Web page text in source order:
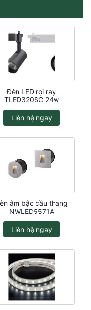
Đèn LED rọi ray
TLED320SC 24w
Liên hệ ngay
âm bậc cầu thang
NWLED5571A
Liên hệ ngay